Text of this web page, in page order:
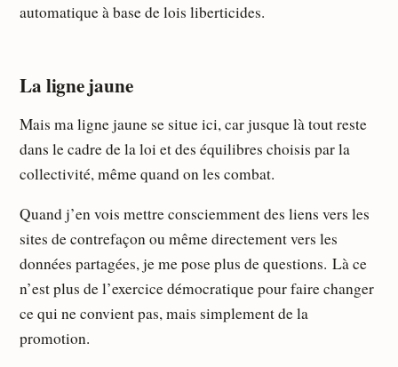
automatique à base de lois liberticides.
La ligne jaune
Mais ma ligne jaune se situe ici, car jusque là tout reste
dans le cadre de la loi et des équilibres choisis par la
collectivité, même quand on les combat.
Quand j’en vois mettre consciemment des liens vers les
sites de contrefaçon ou même directement vers les
données partagées, je me pose plus de questions. Là ce
n’est plus de l’exercice démocratique pour faire changer
ce qui ne convient pas, mais simplement de la
promotion.